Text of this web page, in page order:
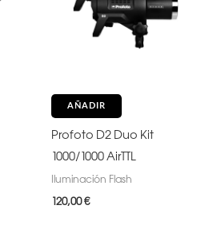
AÑADIR
Profoto D2 Duo Kit
1000/1000 AirTTL
Iluminación Flash
120,00€